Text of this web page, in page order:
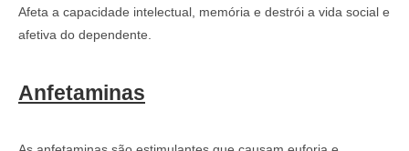
Afeta a capacidade intelectual, memória e destrói a vida social e
afetiva do dependente.
Anfetaminas